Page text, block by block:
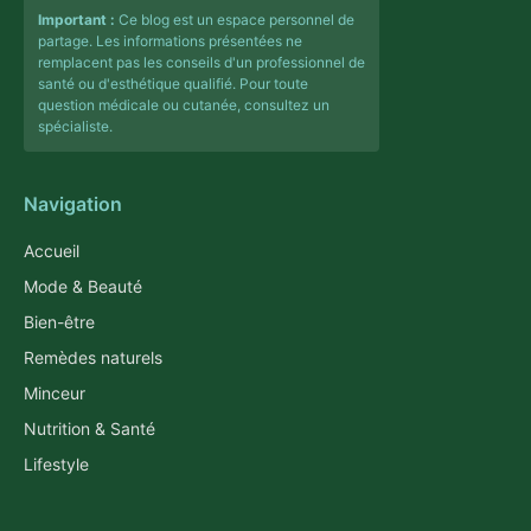
Important : Ce blog est un espace personnel de
partage. Les informations présentées ne
remplacent pas les conseils d'un professionnel de
santé ou d'esthétique qualifié. Pour toute
question médicale ou cutanée, consultez un
spécialiste.
Navigation
Accueil
Mode & Beauté
Bien-être
Remèdes naturels
Minceur
Nutrition & Santé
Lifestyle